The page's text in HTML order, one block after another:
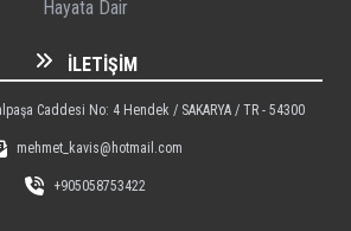
Hayata Dair
İLETIŞIM
Caddesi No: 4 Hendek / SAKARYA / TR - 54300
mehmet_kavis@hotmail.com
+905058753422